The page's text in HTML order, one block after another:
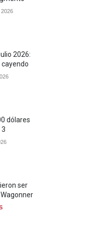
2026:
dólares
3
ser